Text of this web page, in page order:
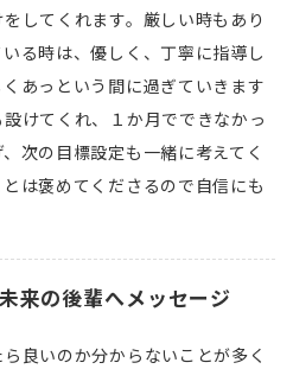
してくれます。厳しい時もあり
る時は、優しく、丁寧に指導し
あっという間に過ぎていきます
けてくれ、１か月でできなかっ
次の目標設定も一緒に考えてく
は褒めてくださるので自信にも
来の後輩へメッセージ
良いのか分からないことが多く